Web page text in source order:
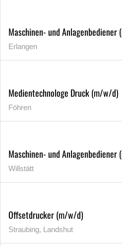
Maschinen- und Anlagenbediener
Erlangen
Medientechnologe Druck (m/w/d)
Föhren
Maschinen- und Anlagenbediener
Willstätt
Offsetdrucker (m/w/d)
Straubing, Landshut